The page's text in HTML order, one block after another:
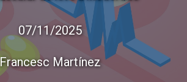
07/11/2025
Francesc Martínez